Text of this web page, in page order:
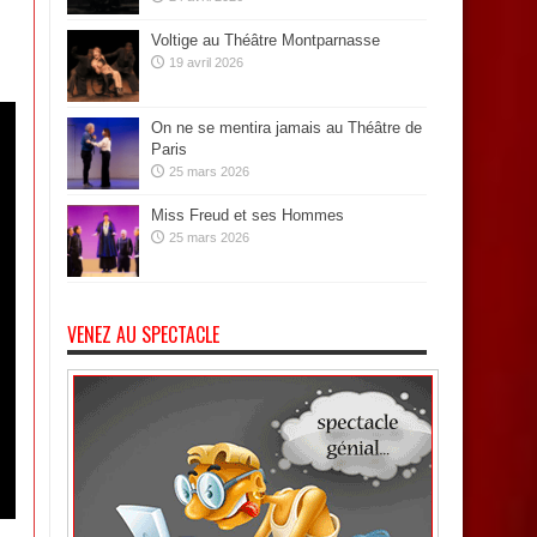
Voltige au Théâtre Montparnasse
19 avril 2026
On ne se mentira jamais au Théâtre de
Paris
25 mars 2026
Miss Freud et ses Hommes
25 mars 2026
VENEZ AU SPECTACLE